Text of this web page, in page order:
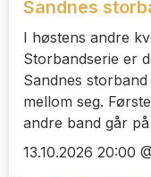
Sandnes
I høstens andre
Storbandserie er
Sandnes
mellom seg.
andre band går på
13.10.2026 20:00